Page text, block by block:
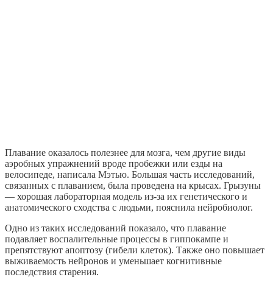
Плавание оказалось полезнее для мозга, чем другие виды
аэробных упражнений вроде пробежки или езды на
велосипеде, написала Мэтью. Большая часть исследований,
связанных с плаванием, была проведена на крысах. Грызуны
— хорошая лабораторная модель из-за их генетического и
анатомического сходства с людьми, пояснила нейробиолог.
Одно из таких исследований показало, что плавание
подавляет воспалительные процессы в гиппокампе и
препятствуют апоптозу (гибели клеток). Также оно повышает
выживаемость нейронов и уменьшает когнитивные
последствия старения.